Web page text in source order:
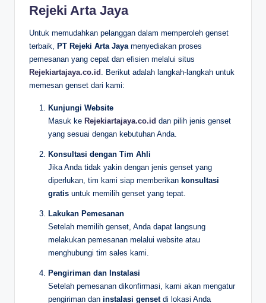
Rejeki Arta Jaya
Untuk memudahkan pelanggan dalam memperoleh genset
terbaik, PT Rejeki Arta Jayamenyediakan proses
pemesanan yang cepat dan efisien melalui situs
Rejekiartajaya.co.id . Berikut adalah langkah-langkah untuk
memesan genset dari kami:
Kunjungi Website
Masuk ke Rejekiartajaya.co.id dan pilih jenis genset
yang sesuai dengan kebutuhan Anda.
Konsultasi dengan Tim Ahli
Jika Anda tidak yakin dengan jenis genset yang
diperlukan, tim kami siap memberikan konsultasi
gratis untuk memilih genset yang tepat.
Lakukan Pemesanan
Setelah memilih genset, Anda dapat langsung
melakukan pemesanan melalui website atau
menghubungi tim sales kami.
Pengiriman dan Instalasi
Setelah pemesanan dikonfirmasi, kami akan mengatur
pengiriman dan instalasi gensetdi lokasi Anda